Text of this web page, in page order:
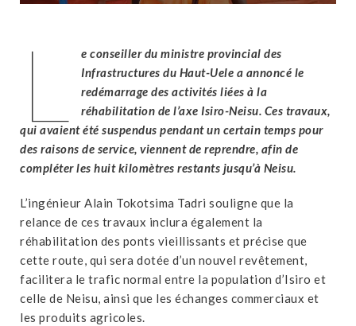
L
e conseiller du ministre provincial des
Infrastructures du Haut-Uele a annoncé le
redémarrage des activités liées à la
réhabilitation de l’axe Isiro-Neisu. Ces travaux,
qui avaient été suspendus pendant un certain temps pour
des raisons de service, viennent de reprendre, afin de
compléter les huit kilomètres restants jusqu’à Neisu.
L’ingénieur Alain Tokotsima Tadri souligne que la
relance de ces travaux inclura également la
réhabilitation des ponts vieillissants et précise que
cette route, qui sera dotée d’un nouvel revêtement,
facilitera le trafic normal entre la population d’Isiro et
celle de Neisu, ainsi que les échanges commerciaux et
les produits agricoles.